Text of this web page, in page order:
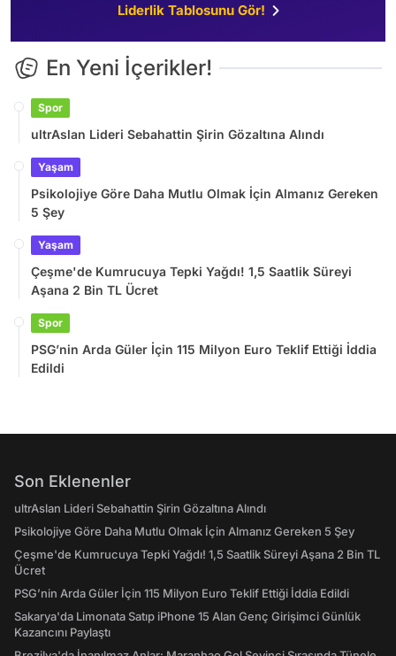
Liderlik Tablosunu Gör!
En Yeni İçerikler!
Spor
ultrAslan Lideri Sebahattin Şirin Gözaltına Alındı
Yaşam
Psikolojiye Göre Daha Mutlu Olmak İçin Almanız Gereken
5 Şey
Yaşam
Çeşme'de Kumrucuya Tepki Yağdı! 1,5 Saatlik Süreyi
Aşana 2 Bin TL Ücret
Spor
PSG’nin Arda Güler İçin 115 Milyon Euro Teklif Ettiği İddia
Edildi
Son Eklenenler
ultrAslan Lideri Sebahattin Şirin Gözaltına Alındı
Psikolojiye Göre Daha Mutlu Olmak İçin Almanız Gereken 5 Şey
Çeşme'de Kumrucuya Tepki Yağdı! 1,5 Saatlik Süreyi Aşana 2 Bin TL
Ücret
PSG’nin Arda Güler İçin 115 Milyon Euro Teklif Ettiği İddia Edildi
Sakarya'da Limonata Satıp iPhone 15 Alan Genç Girişimci Günlük
Kazancını Paylaştı